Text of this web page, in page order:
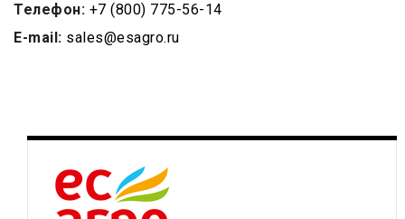
Телефон: +7 (800) 775-56-14
E-mail: sales@esagro.ru